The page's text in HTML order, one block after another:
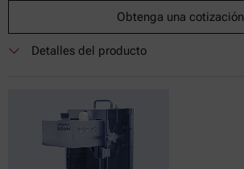
Obtenga una cotización
Detalles del producto